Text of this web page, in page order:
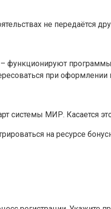
не передаётся
при оформлении
системы МИР. Касается
на ресурсе